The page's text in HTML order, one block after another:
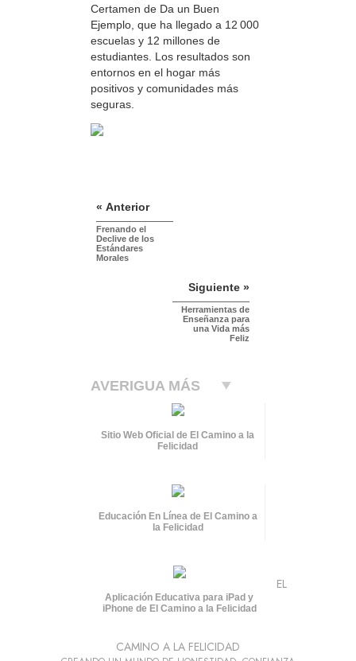
Certamen de Da un Buen
Ejemplo, que ha llegado a 12 000
escuelas y 12 millones de
estudiantes. Los resultados son
entornos en el hogar más
positivos y comunidades más
seguras.
« Anterior
Frenando el
Declive de los
Estándares
Morales
Siguiente »
Herramientas de
Enseñanza para
una Vida más
Feliz
AVERIGUA MÁS
Sitio Web Oficial de El Camino a la
Felicidad
Educación En Línea de El Camino a
la Felicidad
Aplicación Educativa para iPad y
iPhone de El Camino a la Felicidad
EL
CAMINO A LA FELICIDAD